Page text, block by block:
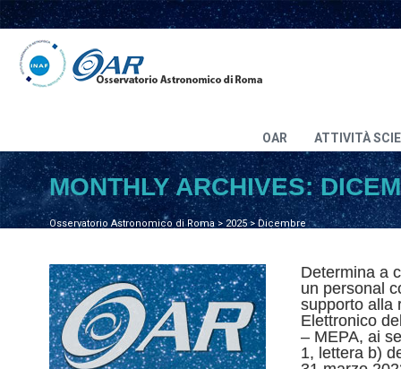
OAR ATTIVITÀ
Osservatorio Astronomico di Roma>2025>Dicembre
MONTHLY ARCHIVES:
Determina a
un personal
supporto alla
Elettronico
– MEPA, ai
1, lettera b)